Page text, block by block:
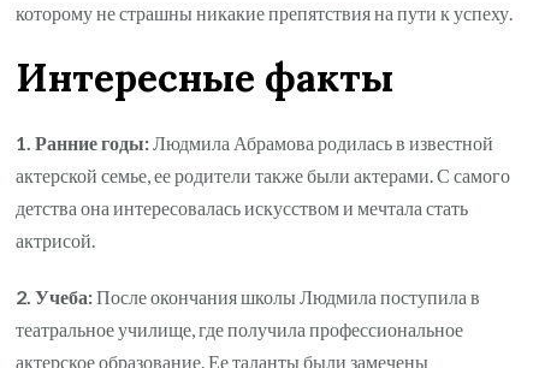
которому не страшны никакие препятствия на пути к успеху.
Интересные факты
1. Ранние годы:Людмила Абрамова родилась в известной
актерской семье, ее родители также были актерами. С самого
детства она интересовалась искусством и мечтала стать
актрисой.
2. Учеба:После окончания школы Людмила поступила в
театральное училище, где получила профессиональное
актерское образование. Ее таланты были замечены